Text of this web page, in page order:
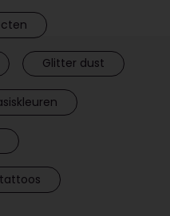
Glitter dust